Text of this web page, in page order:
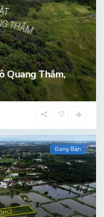
Quang Thắm,
Đang Bán